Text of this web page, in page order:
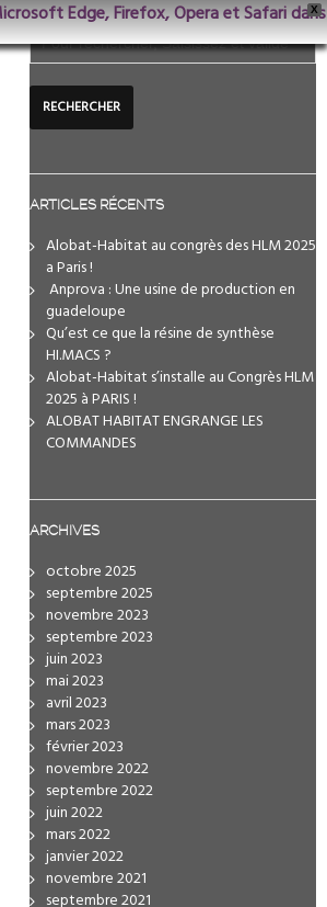
X
Edge, Firefox, Opera et Safari dans
ARTICLES RÉCENTS
Alobat-Habitat au congrès des HLM 2025
a Paris !
️ Anprova : Une usine de production en
guadeloupe
Qu’est ce que la résine de synthèse
HI.MACS ?
Alobat-Habitat s’installe au Congrès HLM
2025 à PARIS !
ALOBAT HABITAT ENGRANGE LES
COMMANDES
ARCHIVES
octobre 2025
septembre 2025
novembre 2023
septembre 2023
juin 2023
mai 2023
avril 2023
mars 2023
février 2023
novembre 2022
septembre 2022
juin 2022
mars 2022
janvier 2022
novembre 2021
septembre 2021